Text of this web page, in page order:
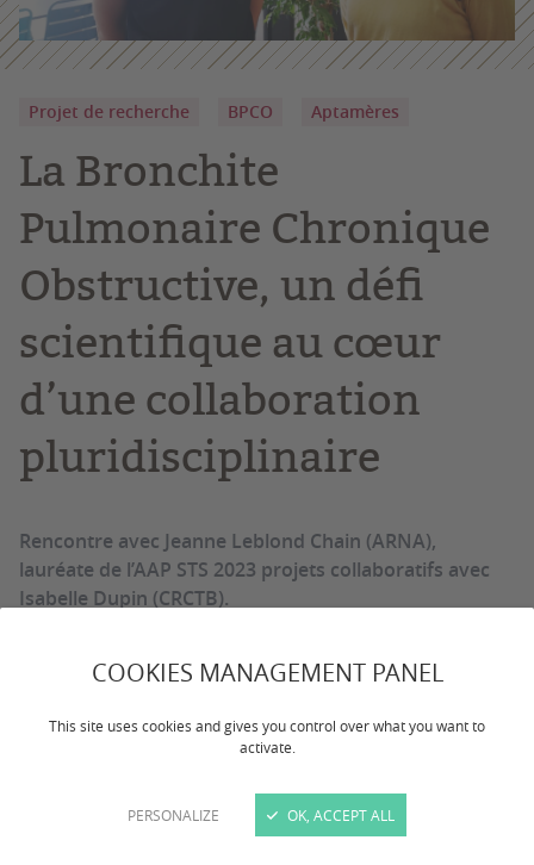
COOKIES MANAGEMENT PANEL
This site uses cookies and gives you control over what you want to
activate.
PERSONALIZE OK, ACCEPT ALL
Projet de recherche BPCO Aptamères
La Bronchite
Pulmonaire Chronique
Obstructive, un défi
scientifique au cœur
d’une collaboration
pluridisciplinaire
Rencontre avec Jeanne Leblond Chain (ARNA),
lauréate de l’AAP STS 2023 projets collaboratifs avec
Isabelle Dupin (CRCTB).